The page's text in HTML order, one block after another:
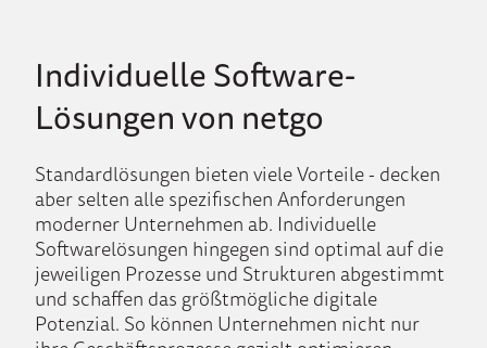
Individuelle Software-
Lösungen von netgo
Standardlösungen bieten viele Vorteile - decken
aber selten alle spezifischen Anforderungen
moderner Unternehmen ab. Individuelle
Softwarelösungen hingegen sind optimal auf die
jeweiligen Prozesse und Strukturen abgestimmt
und schaffen das größtmögliche digitale
Potenzial. So können Unternehmen nicht nur